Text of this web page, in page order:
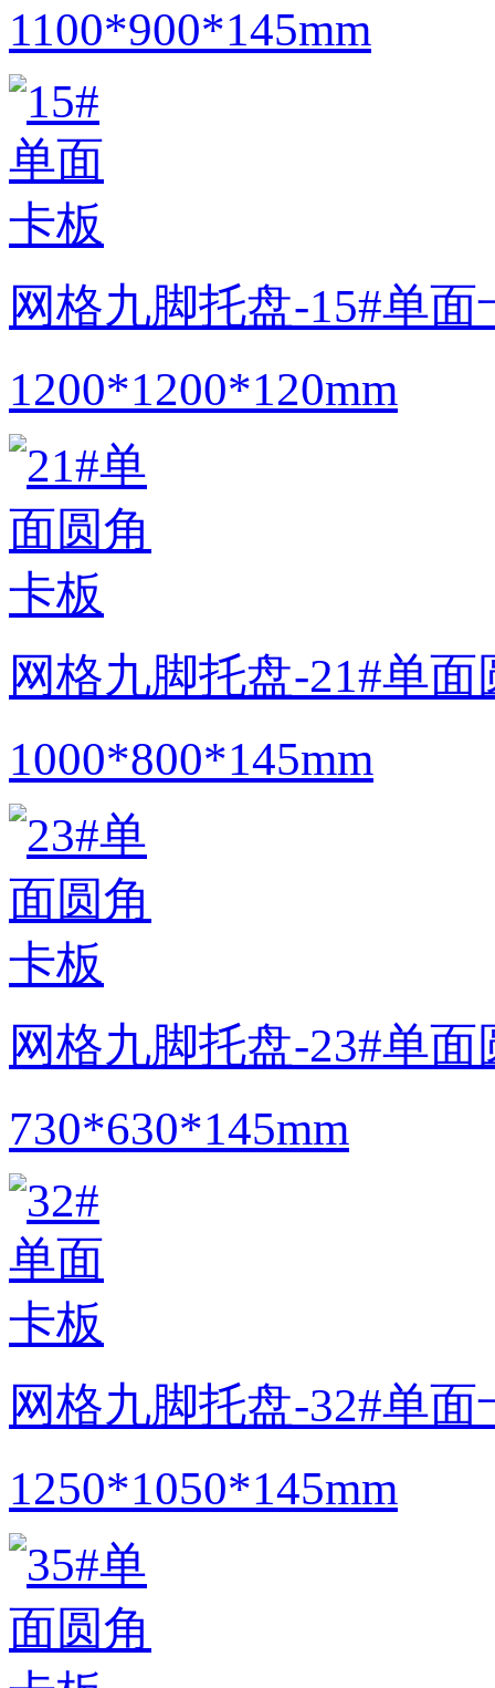
1100*900*145mm
网格九脚托盘-15#单面
1200*1200*120mm
网格九脚托盘-21#单
1000*800*145mm
网格九脚托盘-23#单
730*630*145mm
网格九脚托盘-32#单面
1250*1050*145mm